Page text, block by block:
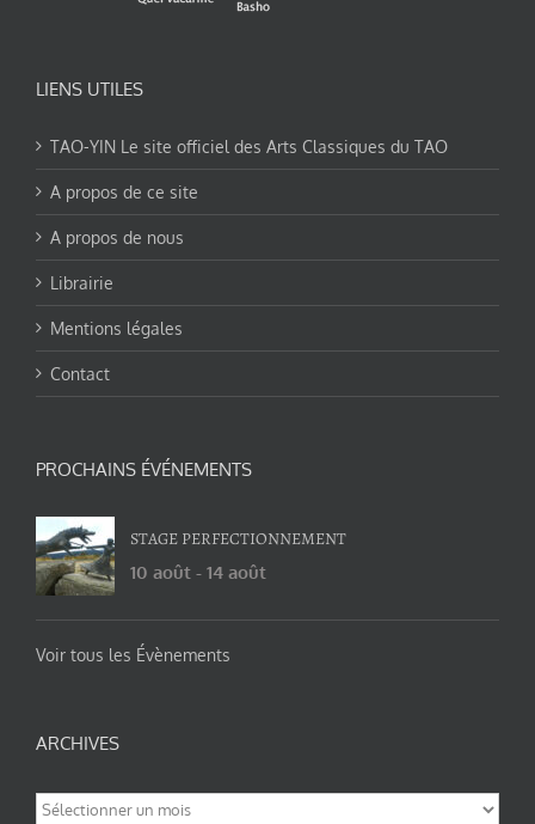
LIENS UTILES
TAO-YIN Le site officiel des Arts Classiques du TAO
A propos de ce site
A propos de nous
Librairie
Mentions légales
Contact
PROCHAINS ÉVÉNEMENTS
STAGE PERFECTIONNEMENT
10 août - 14 août
Voir tous les Évènements
ARCHIVES
Archives